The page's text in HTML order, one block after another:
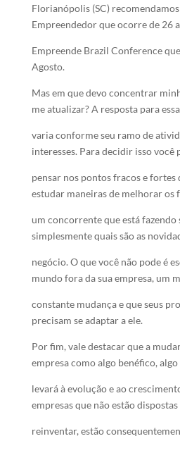
Florianópolis (SC)
Empreendedor que ocorre de 26
Empreende Brazil Conference
Agosto.
Mas em que devo concentrar
me atualizar? A resposta para
varia conforme seu ramo de
interesses. Para decidir isso você
pensar nos pontos fracos e fortes
estudar maneiras de melhorar os
um concorrente que está fazendo
simplesmente quais são as
negócio. O que você não pode é
mundo fora da sua empresa, um
constante mudança e que seus
precisam se adaptar a ele.
Por fim, vale destacar que a
empresa como algo benéfico, algo
levará à evolução e ao
empresas que não estão dispostas
reinventar, estão